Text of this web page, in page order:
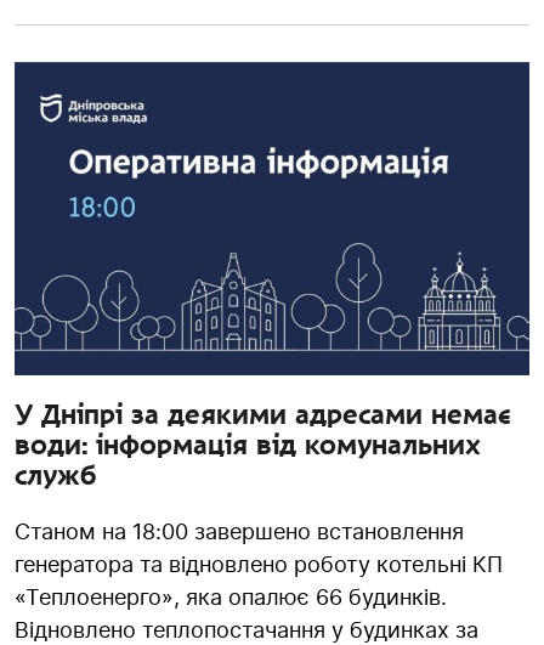
У Дніпрі за деякими адресами немає
води: інформація від комунальних
служб
Станом на 18:00 завершено встановлення
генератора та відновлено роботу котельні КП
«Теплоенерго», яка опалює 66 будинків.
Відновлено теплопостачання у будинках за